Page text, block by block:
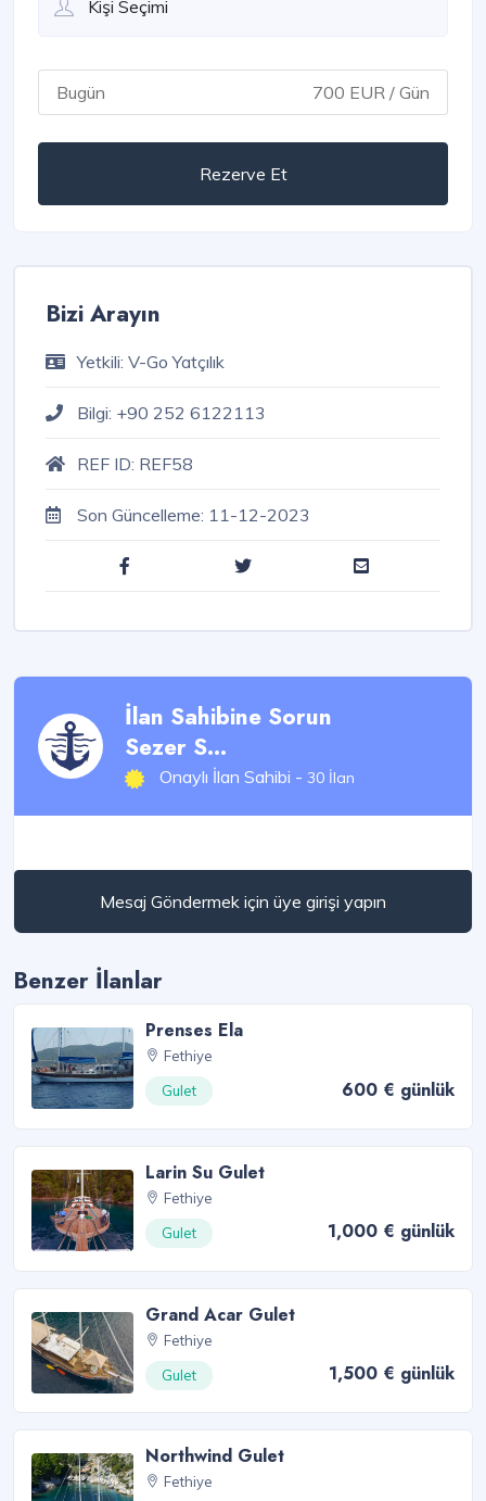
Bugün 700 EUR / Gün
Rezerve Et
Bizi Arayın
Yetkili: V-Go Yatçılık
Bilgi: +90 252 6122113
REF ID: REF58
Son Güncelleme: 11-12-2023
İlan Sahibine Sorun
Sezer S...
Onaylı İlan Sahibi -30 İlan
Mesaj Göndermek için üye girişi yapın
Benzer İlanlar
Prenses Ela
Fethiye
Gulet
600 € günlük
Larin Su Gulet
Fethiye
Gulet
1,000 € günlük
Grand Acar Gulet
Fethiye
Gulet
1,500 € günlük
Northwind Gulet
Fethiye